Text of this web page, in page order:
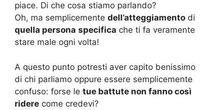
piace. Di che cosa stiamo parlando?
Oh, ma semplicemente dell’atteggiamento di
quella persona specifica che ti fa veramente
stare male ogni volta!
A questo punto potresti aver capito benissimo
di chi parliamo oppure essere semplicemente
confuso: forse le tue battute non fanno così
ridere come credevi?